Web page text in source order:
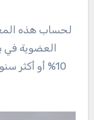
لحساب هذه
العضوية في
10% أو